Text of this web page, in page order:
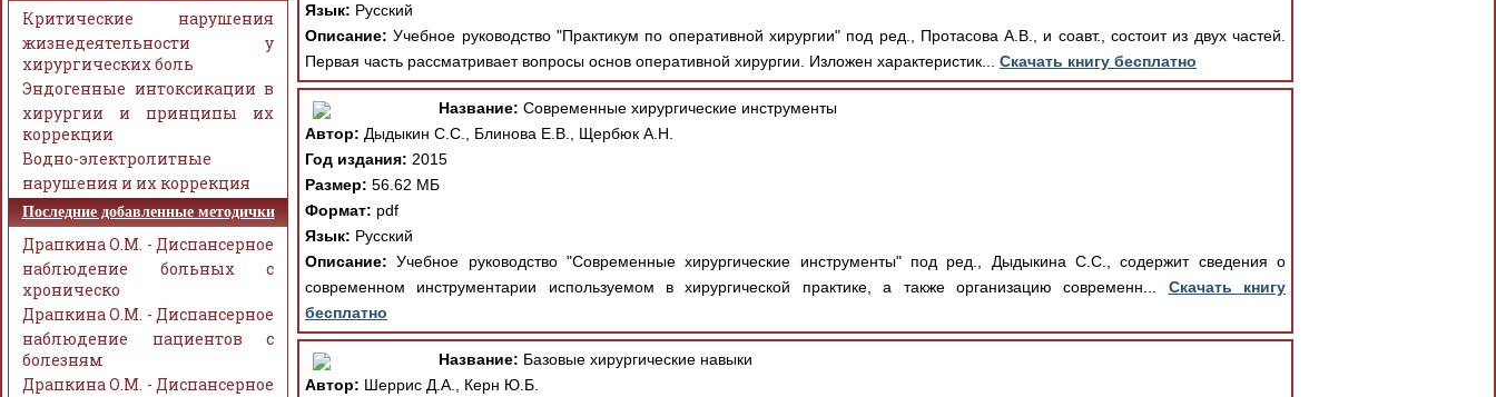
Язык: Русский
Описание: Учебное руководство "Практикум по оперативной хирургии" под ред., Протасова А.В., и соавт., состоит из двух частей.
Первая часть рассматривает вопросы основ оперативной хирургии. Изложен характеристик... Скачать книгу бесплатно
Название: Современные хирургические инструменты
Автор: Дыдыкин С.С., Блинова Е.В., Щербюк А.Н.
Год издания: 2015
Размер: 56.62 МБ
Формат: pdf
Язык: Русский
Описание: Учебное руководство "Современные хирургические инструменты" под ред., Дыдыкина С.С., содержит сведения о
современном инструментарии используемом в хирургической практике, а также организацию современн... Скачать книгу
бесплатно
Название: Базовые хирургические навыки
Автор: Шеррис Д.А., Керн Ю.Б.
Критические нарушения
жизнедеятельности у
хирургических боль
Эндогенные интоксикации в
хирургии и принципы их
коррекции
Водно-электролитные
нарушения и их коррекция
Последние добавленные методички
Драпкина О.М. - Диспансерное
наблюдение больных с
хроническо
Драпкина О.М. - Диспансерное
наблюдение пациентов с
болезням
Драпкина О.М. - Диспансерное